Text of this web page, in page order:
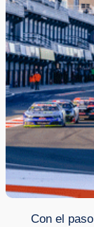
Con el